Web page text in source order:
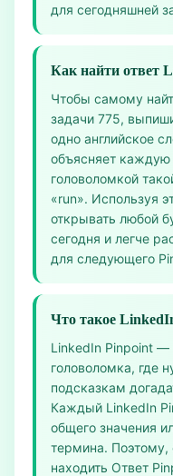
для сегодняшней
Как найти ответ
Чтобы самому
задачи 775,
одно английское
объясняет каждую
головоломкой
«run». Используя
открывать любой
сегодня и легче
для следующего
Что такое
LinkedIn Pinpoint —
головоломка, где
подсказкам
Каждый LinkedIn
общего значения
термина. Поэтому,
находить Ответ